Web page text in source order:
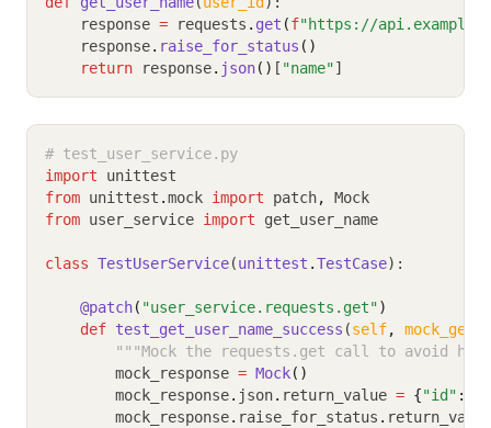
    response
= requests . get (f"https://
    response
. raise_for_status ()
return response. json() [ "name"]
# test_user_service.py
import unittest
from unittest .mock import patch,
Mock
from user_service import get_user_name
class TestUserService(unittest .TestCase):
@patch( "user_service.requests.get")
def test_get_user_name_success (self, mock_get
"""Mock the requests.get call to avoid
        mock_response
= Mock()
        mock_response
. json. return_value = {"id" :
        mock_response
. raise_for_status .